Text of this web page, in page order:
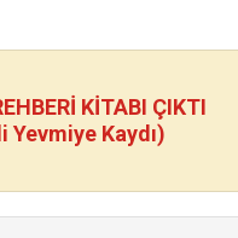
KİTABI ÇIKTI
Yevmiye Kaydı)